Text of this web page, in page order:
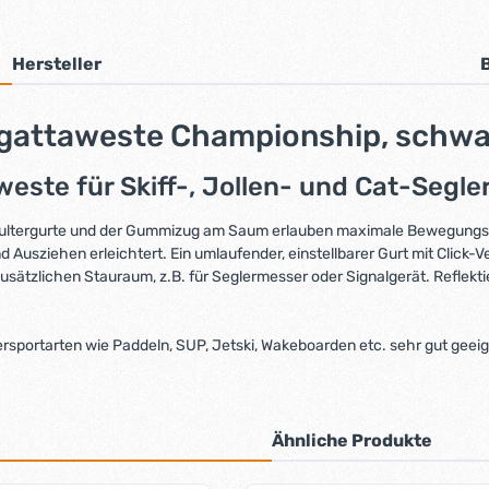
Hersteller
Championship,
für Skiff-, Jollen- und Cat-
und der Gummizug am Saum erlauben maximale
erleichtert. Ein umlaufender, einstellbarer Gurt mit
Stauraum, z.B. für Seglermesser oder Signalgerät.
wie Paddeln, SUP, Jetski, Wakeboarden etc. sehr gut
Ähnliche Produkte